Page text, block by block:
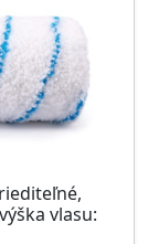
vlasu: